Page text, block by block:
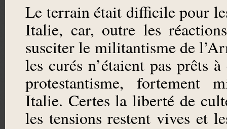
Le terrain était difficile pour
Italie, car, outre les
susciter le militantisme de
les curés n’étaient pas prêts
protestantisme, fortement
Italie. Certes la liberté de
les tensions restent vives et